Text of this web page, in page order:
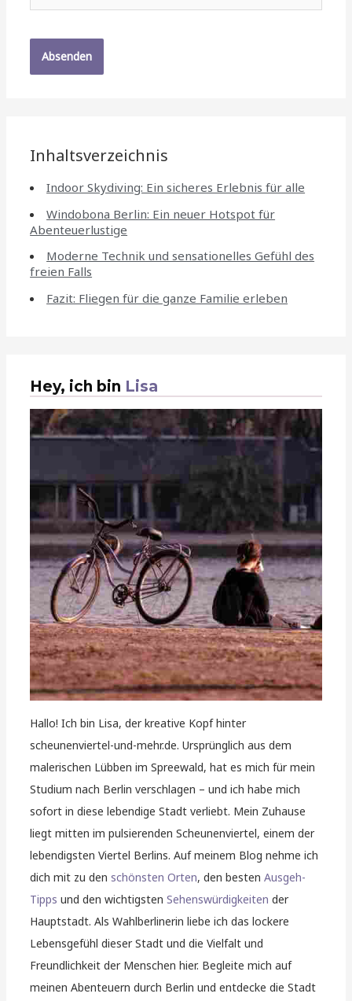
Inhaltsverzeichnis
Indoor Skydiving: Ein sicheres Erlebnis für alle
Windobona Berlin: Ein neuer Hotspot für
Abenteuerlustige
Moderne Technik und sensationelles Gefühl des
freien Falls
Fazit: Fliegen für die ganze Familie erleben
Hey, ich bin Lisa
Hallo! Ich bin Lisa, der kreative Kopf hinter
scheunenviertel-und-mehr.de. Ursprünglich aus dem
malerischen Lübben im Spreewald, hat es mich für mein
Studium nach Berlin verschlagen – und ich habe mich
sofort in diese lebendige Stadt verliebt. Mein Zuhause
liegt mitten im pulsierenden Scheunenviertel, einem der
lebendigsten Viertel Berlins. Auf meinem Blog nehme ich
dich mit zu denschönsten Orten, den bestenAusgeh-
Tipps und den wichtigstenSehenswürdigkeiten der
Hauptstadt. Als Wahlberlinerin liebe ich das lockere
Lebensgefühl dieser Stadt und die Vielfalt und
Freundlichkeit der Menschen hier. Begleite mich auf
meinen Abenteuern durch Berlin und entdecke die Stadt